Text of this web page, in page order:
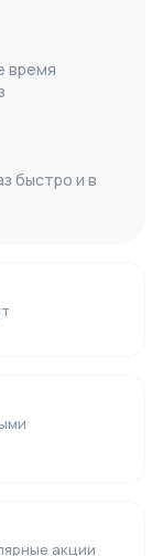
время
быстро и в
акции